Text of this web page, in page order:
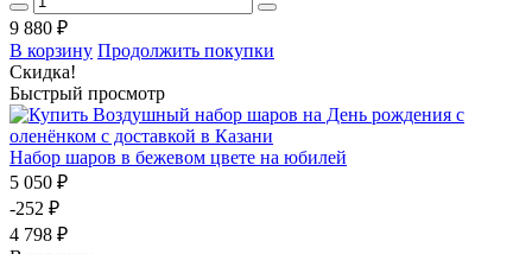
9 880 ₽
В корзину Продолжить покупки
Скидка!
Быстрый просмотр
Набор шаров в бежевом цвете на юбилей
5 050 ₽
-252 ₽
4 798 ₽